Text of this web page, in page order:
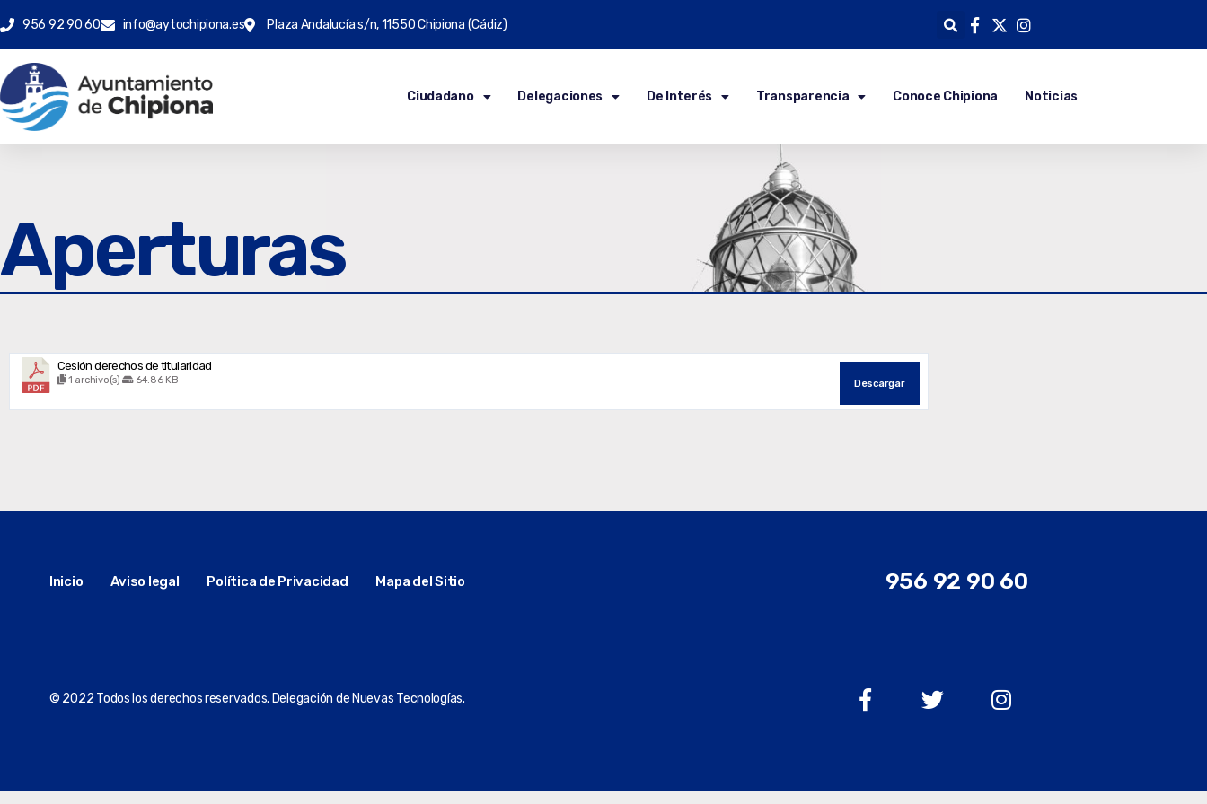
956 92 90 60 info@aytochipiona.es Plaza Andalucía s/n, 11550 Chipiona (Cádiz)
Ciudadano Delegaciones De Interés Transparencia Conoce Chipiona Noticias
Aperturas
Cesión derechos de titularidad
1 archivo(s) 64.86 KB Descargar
Inicio Aviso legal Política de Privacidad Mapa del Sitio 956 92 90 60
© 2022 Todos los derechos reservados. Delegación de Nuevas Tecnologías.